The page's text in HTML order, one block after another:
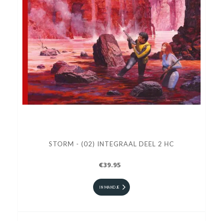
STORM - (02) INTEGRAAL DEEL 2 HC
€39.95
IN MANDJE